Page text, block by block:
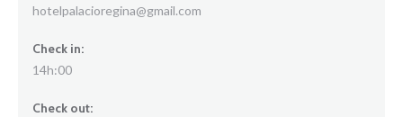
hotelpalacioregina@gmail.com
Check in:
14h:00
Check out: